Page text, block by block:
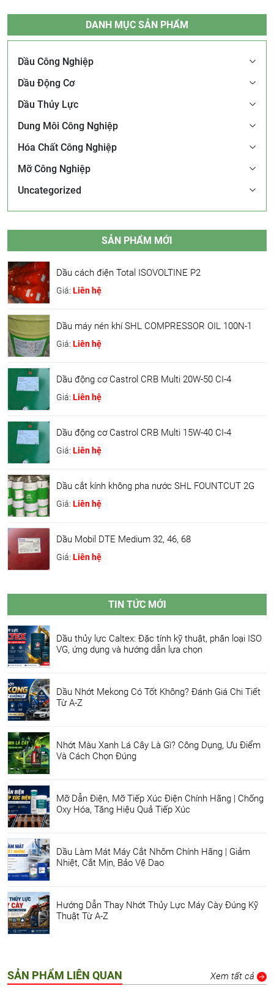
DANH MỤC SẢN PHẨM
Dầu Công Nghiệp
Dầu Động Cơ
Dầu Thủy Lực
Dung Môi Công Nghiệp
Hóa Chất Công Nghiệp
Mỡ Công Nghiệp
Uncategorized
SẢN PHẨM MỚI
Dầu cách điện Total ISOVOLTINE P2
Giá: Liên hệ
Dầu máy nén khí SHL COMPRESSOR OIL 100N-1
Giá: Liên hệ
Dầu động cơ Castrol CRB Multi 20W-50 CI-4
Giá: Liên hệ
Dầu động cơ Castrol CRB Multi 15W-40 CI-4
Giá: Liên hệ
Dầu cắt kính không pha nước SHL FOUNTCUT 2G
Giá: Liên hệ
Dầu Mobil DTE Medium 32, 46, 68
Giá: Liên hệ
TIN TỨC MỚI
Dầu thủy lực Caltex: Đặc tính kỹ thuật, phân loại ISO
VG, ứng dụng và hướng dẫn lựa chọn
Dầu Nhớt Mekong Có Tốt Không? Đánh Giá Chi Tiết
Từ A-Z
Nhớt Màu Xanh Lá Cây Là Gì? Công Dụng, Ưu Điểm
Và Cách Chọn Đúng
Mỡ Dẫn Điện, Mỡ Tiếp Xúc Điện Chính Hãng | Chống
Oxy Hóa, Tăng Hiệu Quả Tiếp Xúc
Dầu Làm Mát Máy Cắt Nhôm Chính Hãng | Giảm
Nhiệt, Cắt Mịn, Bảo Vệ Dao
Hướng Dẫn Thay Nhớt Thủy Lực Máy Cày Đúng Kỹ
Thuật Từ A-Z
SẢN PHẨM LIÊN QUAN Xem tất cả